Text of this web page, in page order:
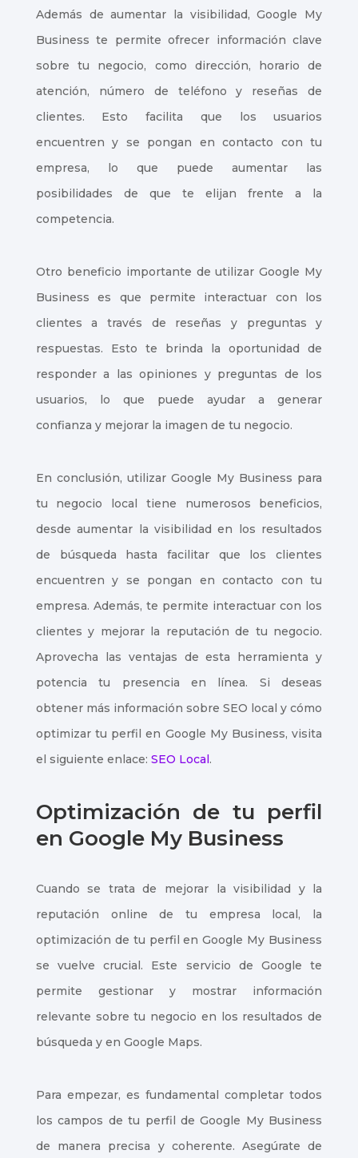
Además de aumentar la visibilidad, Google My
Business te permite ofrecer información clave
sobre tu negocio, como dirección, horario de
atención, número de teléfono y reseñas de
clientes. Esto facilita que los usuarios
encuentren y se pongan en contacto con tu
empresa, lo que puede aumentar las
posibilidades de que te elijan frente a la
competencia.
Otro beneficio importante de utilizar Google My
Business es que permite interactuar con los
clientes a través de reseñas y preguntas y
respuestas. Esto te brinda la oportunidad de
responder a las opiniones y preguntas de los
usuarios, lo que puede ayudar a generar
confianza y mejorar la imagen de tu negocio.
En conclusión, utilizar Google My Business para
tu negocio local tiene numerosos beneficios,
desde aumentar la visibilidad en los resultados
de búsqueda hasta facilitar que los clientes
encuentren y se pongan en contacto con tu
empresa. Además, te permite interactuar con los
clientes y mejorar la reputación de tu negocio.
Aprovecha las ventajas de esta herramienta y
potencia tu presencia en línea. Si deseas
obtener más información sobre SEO local y cómo
optimizar tu perfil en Google My Business, visita
el siguiente enlace: SEO Local .
Optimización de tu perfil
en Google My Business
Cuando se trata de mejorar la visibilidad y la
reputación online de tu empresa local, la
optimización de tu perfil en Google My Business
se vuelve crucial. Este servicio de Google te
permite gestionar y mostrar información
relevante sobre tu negocio en los resultados de
búsqueda y en Google Maps.
Para empezar, es fundamental completar todos
los campos de tu perfil de Google My Business
de manera precisa y coherente. Asegúrate de